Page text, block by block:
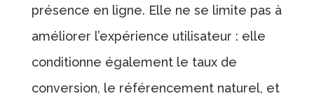
présence en ligne. Elle ne se limite pas à
améliorer l’expérience utilisateur : elle
conditionne également le taux de
conversion, le référencement naturel, et